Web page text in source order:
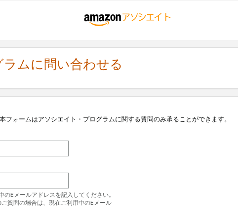
ムに問い合わせる
フォームはアソシエイト・プログラムに関する質問のみ承ることができます。
Eメールアドレスを記入してください。
質問の場合は、現在ご利用中のEメール